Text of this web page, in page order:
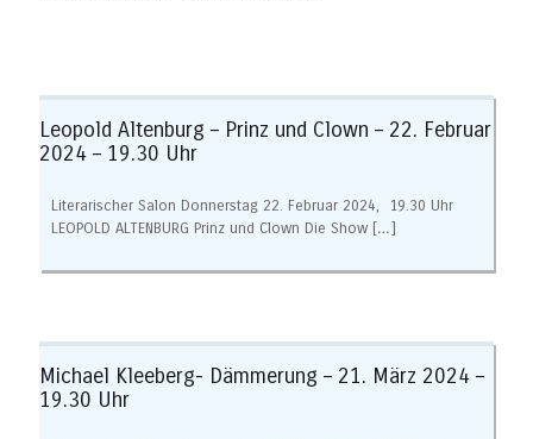
Leopold Altenburg – Prinz und Clown – 22. Februar
2024 – 19.30 Uhr
Literarischer Salon Donnerstag 22. Februar 2024, 19.30 Uhr
LEOPOLD ALTENBURG Prinz und Clown Die Show […]
Michael Kleeberg- Dämmerung – 21. März 2024 –
19.30 Uhr